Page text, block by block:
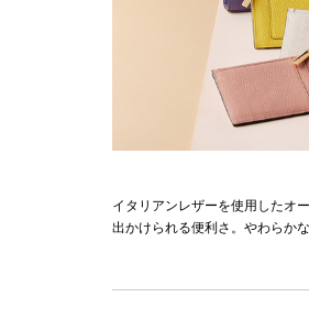
イタリアンレザーを使用したオ
出かけられる便利さ。やわらか